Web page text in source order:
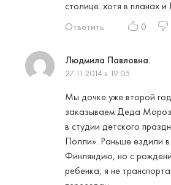
столице. хотя в планах и
Ответить
0
Людмила Павловна.
27.11.2014 в 19:05
Мы дочке уже второй
заказываем Деда
в студии детского
Полли». Раньше ездили
Финляндию, но с
ребенка, я не